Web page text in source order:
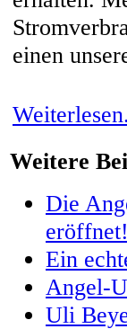
einen
Weitere
Die
eröffnet!
Ein
Angel-
Uli